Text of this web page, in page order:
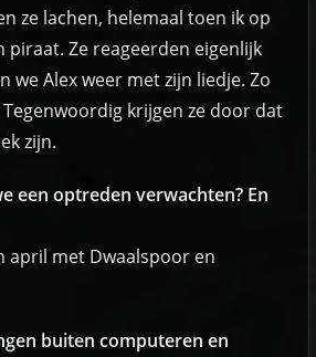
ze lachen, helemaal toen ik op
piraat. Ze reageerden eigenlijk
we Alex weer met zijn liedje. Zo
krijgen ze door dat
zijn.
een optreden verwachten? En
april met Dwaalspoor en
buiten computeren en